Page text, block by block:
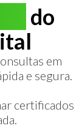
do
em
e segura.
certificados